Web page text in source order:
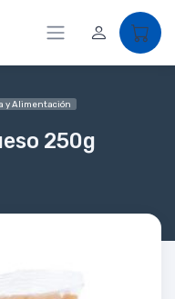
y Alimentación
250g